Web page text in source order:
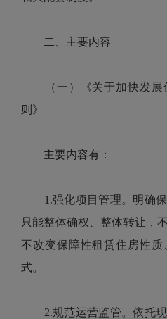
二、主要内容
（一）《关于加快发展
则》
主要内容有：
1.强化项目管理。明确保
只能整体确权、整体转让，
不改变保障性租赁住房性
式。
2.规范运营监管。依托现